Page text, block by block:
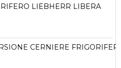
LIEBHERR LIBERA
CERNIERE